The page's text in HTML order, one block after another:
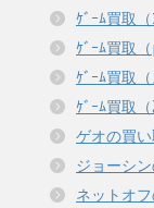
ｹﾞｰﾑ買取
ｹﾞｰﾑ買取
ｹﾞｰﾑ買取（
ｹﾞｰﾑ買取
ゲオの買
ジョーシ
ネットオ